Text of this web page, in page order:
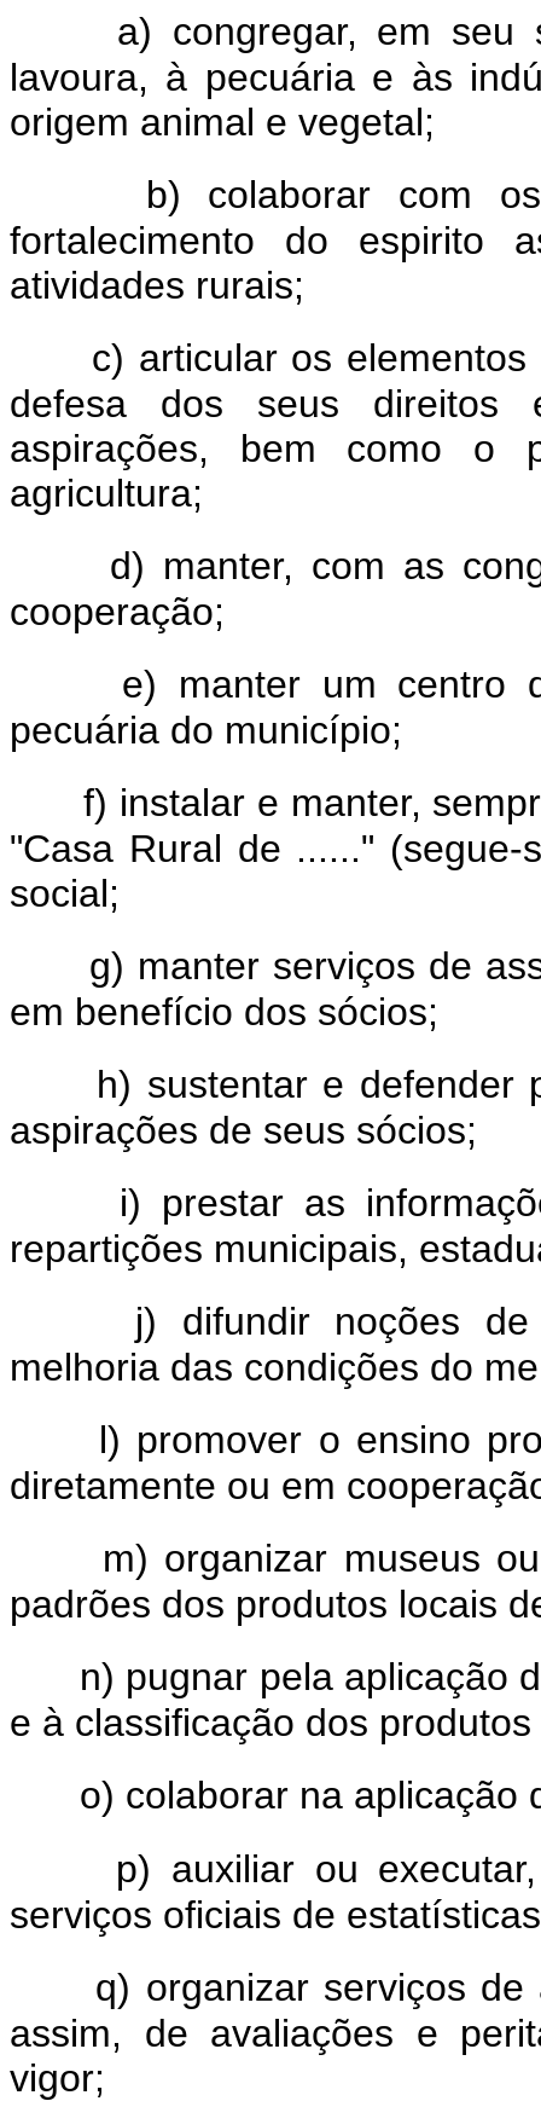
a) congregar, em
lavoura, à pecuária e às
origem animal e vegetal;
b) colaborar com
fortalecimento do espirito
atividades rurais;
c) articular os
defesa dos seus
aspirações, bem como o
agricultura;
d) manter, com as
cooperação;
e) manter um centro
pecuária do município;
f) instalar e manter,
"Casa Rural de ......"
social;
g) manter serviços de
em benefício dos sócios;
h) sustentar e defender
aspirações de seus sócios;
i) prestar as
repartições municipais,
j) difundir noções
melhoria das condições do
l) promover o ensino
diretamente ou em
m) organizar museus
padrões dos produtos locais
n) pugnar pela aplicação
e à classificação dos
o) colaborar na aplicação
p) auxiliar ou
serviços oficiais de
q) organizar serviços
assim, de avaliações e
vigor;